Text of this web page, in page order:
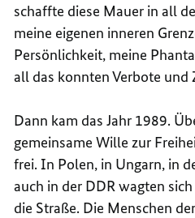
schaffte diese Mauer in all
meine eigenen inneren
Persönlichkeit, meine
all das konnten Verbote und
Dann kam das Jahr 1989.
gemeinsame Wille zur
frei. In Polen, in Ungarn, in
auch in der DDR wagten
die Straße. Die Menschen